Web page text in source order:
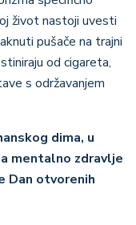
život nastoji uvesti
pušače na trajni
od cigareta,
s održavanjem
dima, u
mentalno zdravlje
Dan otvorenih